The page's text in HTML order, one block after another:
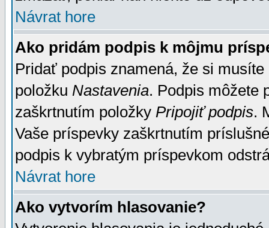
Návrat hore
Ako pridám podpis k môjmu
Pridať podpis znamená, že si
položku Nastavenia. Podpis môžete
zaškrtnutím položky Pripojiť podpis.
Vaše príspevky zaškrtnutím
podpis k vybratým príspevkom
Návrat hore
Ako vytvorím hlasovanie?